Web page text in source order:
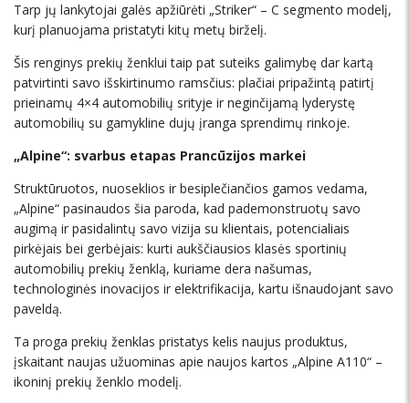
Tarp jų lankytojai galės apžiūrėti „Striker“ – C segmento modelį,
kurį planuojama pristatyti kitų metų birželį.
Šis renginys prekių ženklui taip pat suteiks galimybę dar kartą
patvirtinti savo išskirtinumo ramsčius: plačiai pripažintą patirtį
prieinamų 4×4 automobilių srityje ir neginčijamą lyderystę
automobilių su gamykline dujų įranga sprendimų rinkoje.
„Alpine“: svarbus etapas Prancūzijos markei
Struktūruotos, nuoseklios ir besiplečiančios gamos vedama,
„Alpine“ pasinaudos šia paroda, kad pademonstruotų savo
augimą ir pasidalintų savo vizija su klientais, potencialiais
pirkėjais bei gerbėjais: kurti aukščiausios klasės sportinių
automobilių prekių ženklą, kuriame dera našumas,
technologinės inovacijos ir elektrifikacija, kartu išnaudojant savo
paveldą.
Ta proga prekių ženklas pristatys kelis naujus produktus,
įskaitant naujas užuominas apie naujos kartos „Alpine A110“ –
ikoninį prekių ženklo modelį.